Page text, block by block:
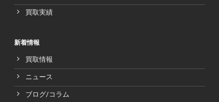
買取実績
新着情報
買取情報
ニュース
ブログ/コラム